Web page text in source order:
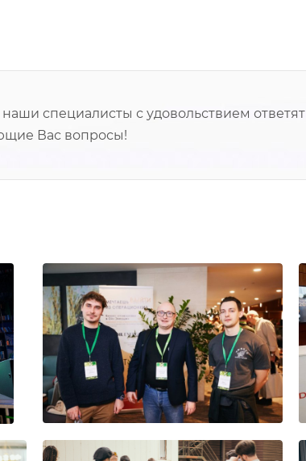
специалисты с удовольствием ответят
Вас вопросы!